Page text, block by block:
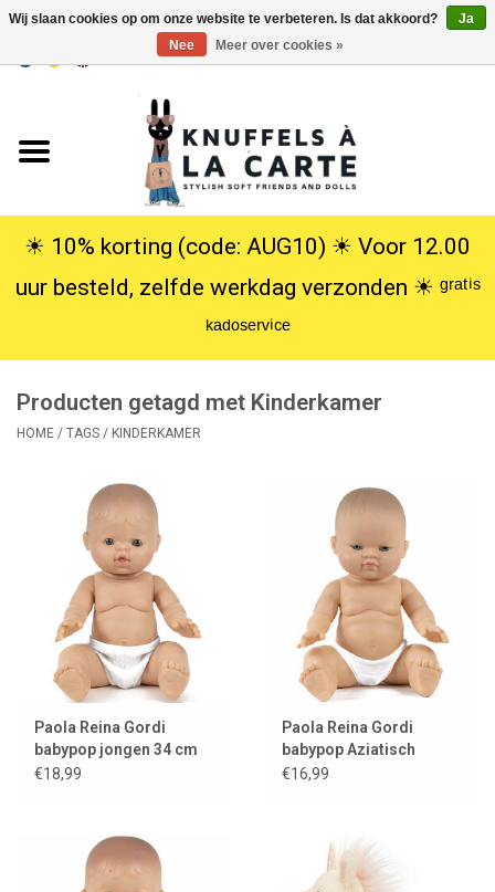
USD
Knuffels
Poppen
SALE
Lookbooks
Merken
☀︎ 10% korting (code: AUG10) ☀︎ Voor 12.00
uur besteld, zelfde werkdag verzonden ☀︎ ᵍʳᵃᵗⁱˢ
ᵏᵃᵈᵒˢᵉʳᵛⁱᶜᵉ
Producten getagd met Kinderkamer
HOME / TAGS / KINDERKAMER
Paola Reina Gordi
babypop jongen 34 cm
€18,99
Paola Reina Gordi
babypop Aziatisch
meisje lichte ogen
€16,99
Wij slaan cookies op om onze website te verbeteren. Is dat akkoord?
Ja
Nee
Meer over cookies »